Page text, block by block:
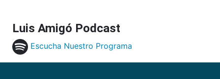
Luis Amigó Podcast
Escucha Nuestro Programa